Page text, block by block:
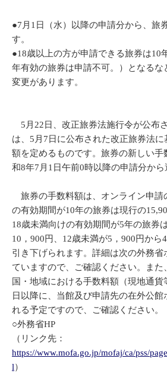
●7月1日（水）以降の申請分から、旅
す。
●18歳以上の方が申請できる旅券は10
年有効の旅券は申請不可。）となるな
変更があります。
5月22日、改正旅券法施行令が公布
は、5月7日に公布された改正旅券法
額を定めるものです。旅券の新しい手
和8年7月1日午前0時以降の申請分から
旅券の手数料額は、オンライン申請
の有効期間が10年の旅券は現行の
18歳未満向けの有効期間が5年の旅券
10，900円、12歳未満が5，900円から
引き下げられます。詳細は次の外務省
ていますので、ご確認ください。また
国・地域における手数料額（現地通
日以降に、当館及び申請先の在外公館
れる予定ですので、ご確認ください。
○外務省HP
（リンク先：
https://www.mofa.go.jp/mofaj/ca/pss/
l）